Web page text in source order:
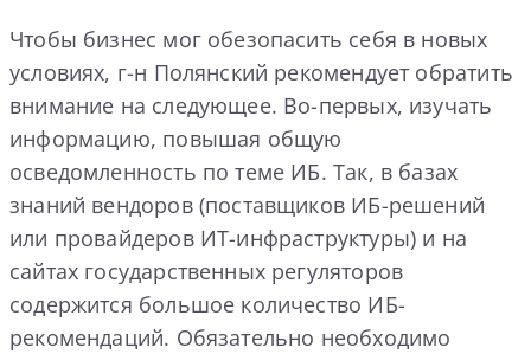
Чтобы бизнес мог обезопасить себя в новых
условиях, г-н Полянский рекомендует обратить
внимание на следующее. Во-первых, изучать
информацию, повышая общую
осведомленность по теме ИБ. Так, в базах
знаний вендоров (поставщиков ИБ-решений
или провайдеров ИТ-инфраструктуры) и на
сайтах государственных регуляторов
содержится большое количество ИБ-
рекомендаций. Обязательно необходимо